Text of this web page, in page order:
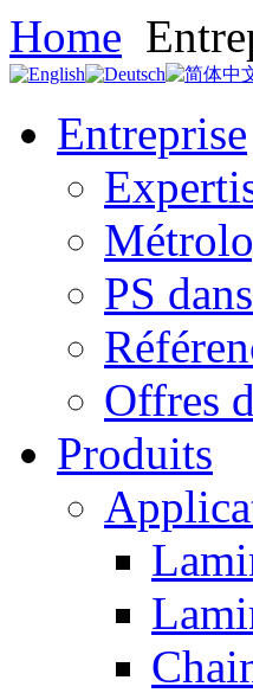
Home
Entreprise
PS
Offres
Produits